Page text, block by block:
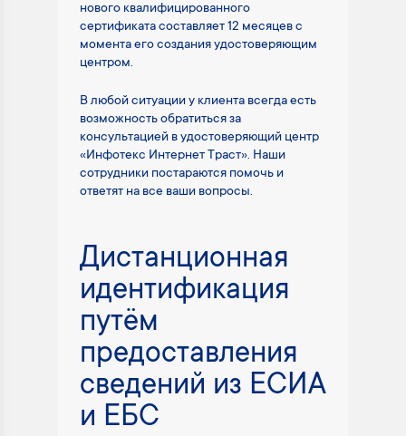
нового квалифицированного
сертификата составляет 12 месяцев с
момента его создания удостоверяющим
центром.
В любой ситуации у клиента всегда есть
возможность обратиться за
консультацией в удостоверяющий центр
«Инфотекс Интернет Траст». Наши
сотрудники постараются помочь и
ответят на все ваши вопросы.
Дистанционная
идентификация
путём
предоставления
сведений из ЕСИА
и ЕБС